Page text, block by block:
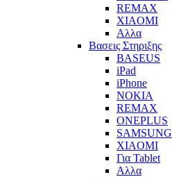
REMAX
XIAOMI
Αλλα
Βασεις Στηριξης
BASEUS
iPad
iPhone
NOKIA
REMAX
ONEPLUS
SAMSUNG
XIAOMI
Για Tablet
Αλλα